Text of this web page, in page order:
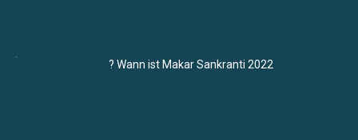
? Wann ist Makar Sankranti 2022